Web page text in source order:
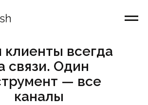
всегда
связи. Один
— все
каналы